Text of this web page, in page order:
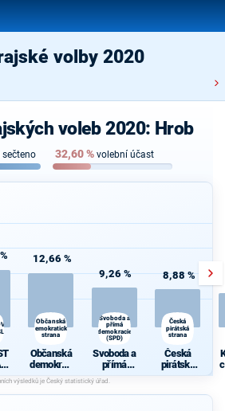
volby 2020
voleb 2020: Hrob
32,60% volební účast
12,66 %
Občanská
demokratická
strana
Občanská
demokrati
cká strana
9,26 %
Svoboda a
přímá
demokracie
(SPD)
Svoboda a
přímá
demokraci
e (SPD)
8,88 %
Česká
pirátská
strana
Česká
pirátská
strana